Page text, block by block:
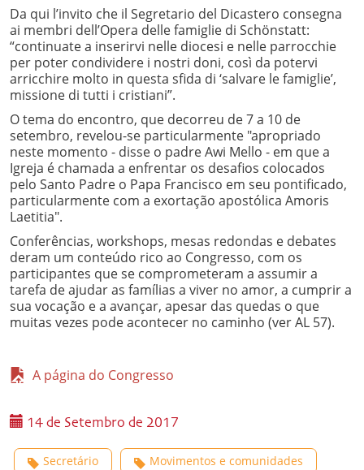
Da qui l’invito che il Segretario del Dicastero consegna
ai membri dell’Opera delle famiglie di Schönstatt:
“continuate a inserirvi nelle diocesi e nelle parrocchie
per poter condividere i nostri doni, così da potervi
arricchire molto in questa sfida di ‘salvare le famiglie’,
missione di tutti i cristiani”.
O tema do encontro, que decorreu de 7 a 10 de
setembro, revelou-se particularmente "apropriado
neste momento - disse o padre Awi Mello - em que a
Igreja é chamada a enfrentar os desafios colocados
pelo Santo Padre o Papa Francisco em seu pontificado,
particularmente com a exortação apostólica Amoris
Laetitia".
Conferências, workshops, mesas redondas e debates
deram um conteúdo rico ao Congresso, com os
participantes que se comprometeram a assumir a
tarefa de ajudar as famílias a viver no amor, a cumprir a
sua vocação e a avançar, apesar das quedas o que
muitas vezes pode acontecer no caminho (ver AL 57).
A página do Congresso
14 de Setembro de 2017
Secretário Movimentos e comunidades